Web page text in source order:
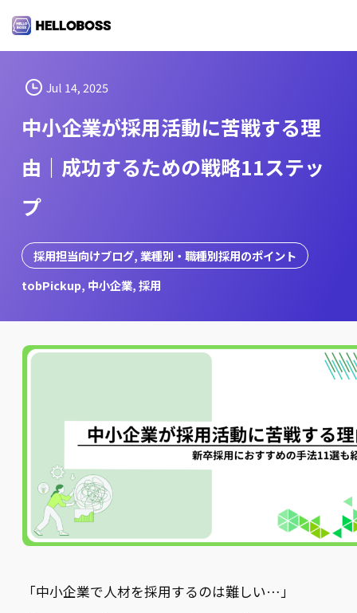
i
Jul 14, 2025
中小企業が採用活動に苦戦する理
由｜成功するための戦略11ステッ
プ
採用担当向けブログ, 業種別・職種別採用のポイント
tobPickup, 中小企業, 採用
「中小企業で人材を採用するのは難しい…」